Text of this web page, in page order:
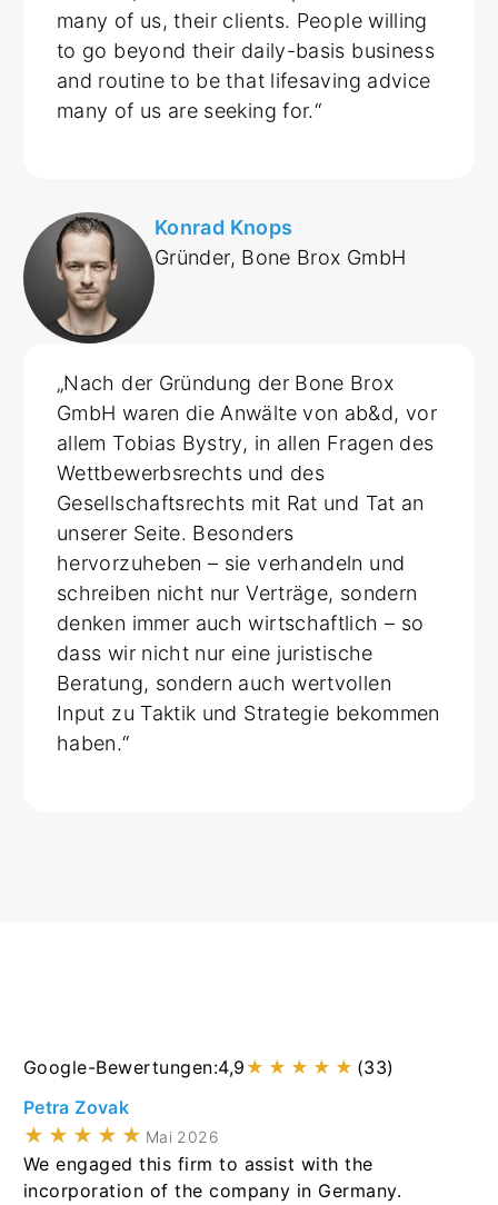
many of us, their clients. People willing
to go beyond their daily-basis business
and routine to be that lifesaving advice
many of us are seeking for.“
Konrad Knops
Gründer, Bone Brox GmbH
„Nach der Gründung der Bone Brox
GmbH waren die Anwälte von ab&d, vor
allem Tobias Bystry, in allen Fragen des
Wettbewerbsrechts und des
Gesellschaftsrechts mit Rat und Tat an
unserer Seite. Besonders
hervorzuheben – sie verhandeln und
schreiben nicht nur Verträge, sondern
denken immer auch wirtschaftlich – so
dass wir nicht nur eine juristische
Beratung, sondern auch wertvollen
Input zu Taktik und Strategie bekommen
haben.“
Google-Bewertungen:4,9 ★★★★★ (33)
Petra Zovak
★★★★★ Mai 2026
We engaged this firm to assist with the
incorporation of the company in Germany.